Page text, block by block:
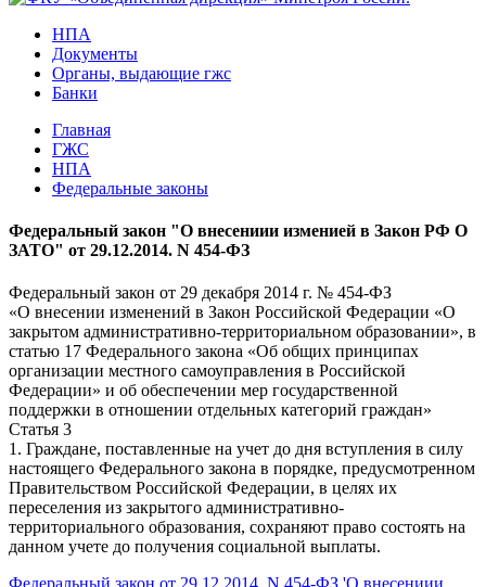
НПА
Документы
Органы, выдающие гжс
Банки
Главная
ГЖС
НПА
Федеральные законы
Федеральный закон "О внесениии изменией в Закон РФ О
ЗАТО" от 29.12.2014. N 454-ФЗ
Федеральный закон от 29 декабря 2014 г. № 454-ФЗ
«О внесении изменений в Закон Российской Федерации «О
закрытом административно-территориальном образовании», в
статью 17 Федерального закона «Об общих принципах
организации местного самоуправления в Российской
Федерации» и об обеспечении мер государственной
поддержки в отношении отдельных категорий граждан»
Статья 3
1. Граждане, поставленные на учет до дня вступления в силу
настоящего Федерального закона в порядке, предусмотренном
Правительством Российской Федерации, в целях их
переселения из закрытого административно-
территориального образования, сохраняют право состоять на
данном учете до получения социальной выплаты.